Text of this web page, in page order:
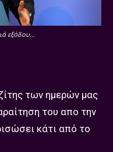
εξόδου…
των ημερών μας
του απο την
κάτι από το